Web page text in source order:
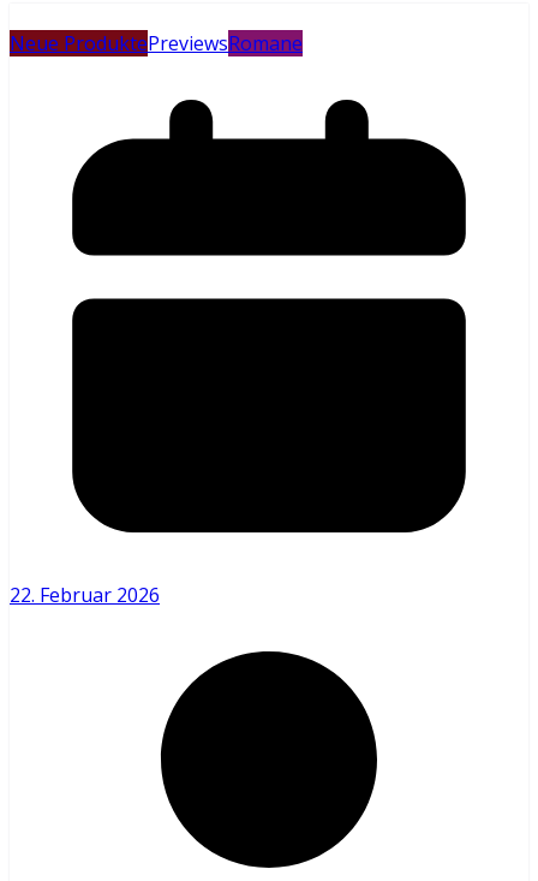
Neue ProduktePreviewsRomane
22. Februar 2026